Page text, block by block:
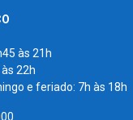
às 21h
às 22h
e feriado: 7h às 18h